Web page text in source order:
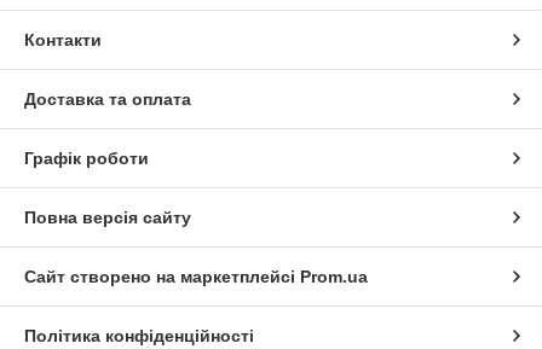
Контакти
Доставка та оплата
Графік роботи
Повна версія сайту
Сайт створено на маркетплейсі Prom.ua
Політика конфіденційності